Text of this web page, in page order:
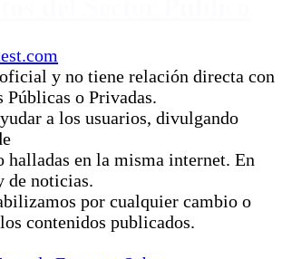
y no tiene relación directa con
o Privadas.
a los usuarios, divulgando
en la misma internet. En
de noticias.
por cualquier cambio o
contenidos publicados.